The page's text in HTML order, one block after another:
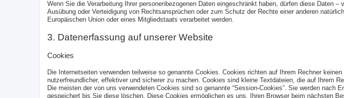
Wenn Sie die Verarbeitung Ihrer personenbezogenen Daten eingeschränkt haben, dürfen diese Daten
Ausübung oder Verteidigung von Rechtsansprüchen oder zum Schutz der Rechte einer anderen
Europäischen Union oder eines Mitgliedstaats verarbeitet werden.
3. Datenerfassung auf unserer Website
Cookies
Die Internetseiten verwenden teilweise so genannte Cookies. Cookies richten auf Ihrem Rechner
nutzerfreundlicher, effektiver und sicherer zu machen. Cookies sind kleine Textdateien, die auf Ihrem
Die meisten der von uns verwendeten Cookies sind so genannte “Session-Cookies”. Sie werden
gespeichert bis Sie diese löschen. Diese Cookies ermöglichen es uns, Ihren Browser beim nächsten